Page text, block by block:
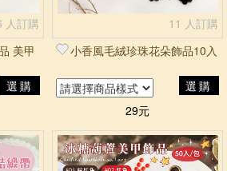
極光香檳平底鑽
14#極光透灰平底鑽
愛心混裝白色平底鑽
篩選
人訂購
美甲
選購
11 人訂購
小香風毛絨珍珠花朵飾品10入
選購
29元